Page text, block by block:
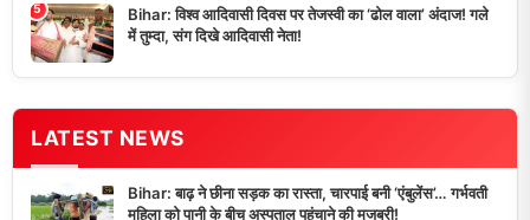
5
Bihar: विश्व आदिवासी दिवस पर तेजस्वी का ‘ढोल वाला’ अंदाज! गले
में तुम्दा, संग दिखे आदिवासी नेता!
LATEST NEWS
Bihar: बाढ़ ने छीना सड़क का रास्ता, चारपाई बनी ‘एंबुलेंस’… गर्भवती
महिला को पानी के बीच अस्पताल पहुंचाने की मजबूरी!